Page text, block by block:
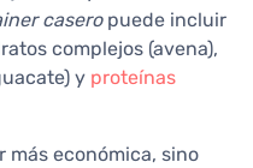
caseropuede incluir
complejos (avena),
y proteínas
más económica, sino